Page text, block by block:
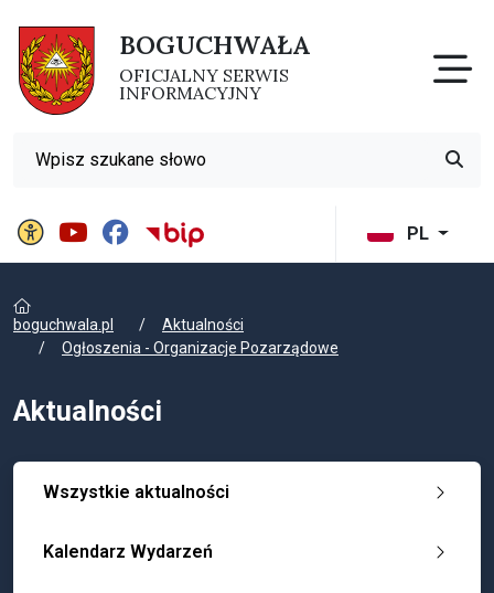
BOGUCHWAŁA
OFICJALNY SERWIS
INFORMACYJNY
PL
Panel ustawień witrynyBIP Gminy Boguchwała
Wyszukiwarka
boguchwala.pl
Aktualności
Ogłoszenia - Organizacje Pozarządowe
Aktualności
Wszystkie aktualności
Kalendarz Wydarzeń